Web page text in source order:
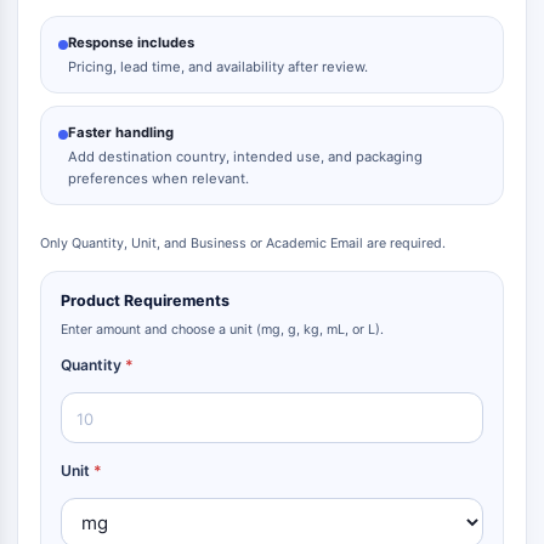
Response includes
Pricing, lead time, and availability after review.
Faster handling
Add destination country, intended use, and packaging
preferences when relevant.
Only Quantity, Unit, and Business or Academic Email are required.
Product Requirements
Enter amount and choose a unit (mg, g, kg, mL, or L).
Quantity *
Unit *